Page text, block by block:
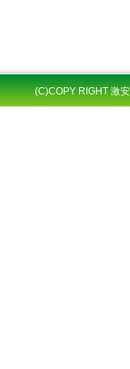
(C)COPY RIGHT 激